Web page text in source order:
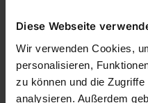
Diese Webseite
Wir verwenden Cookies,
personalisieren,
zu können und die
analysieren. Außerdem
Produktqualität
Einfache Handhabung/Bedienung
5